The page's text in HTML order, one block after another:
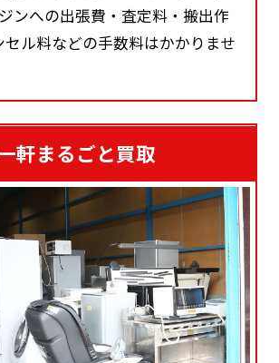
ンへの出張費・査定料・搬出作
ル料などの手数料はかかりませ
軒まるごと買取